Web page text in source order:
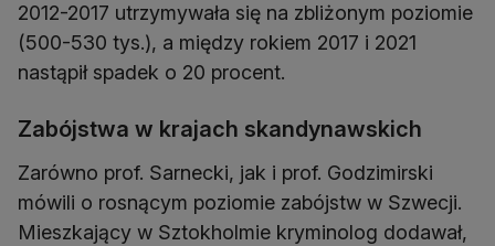
2012-2017 utrzymywała się na zbliżonym poziomie
(500-530 tys.), a między rokiem 2017 i 2021
nastąpił spadek o 20 procent.
Zabójstwa w krajach skandynawskich
Zarówno prof. Sarnecki, jak i prof. Godzimirski
mówili o rosnącym poziomie zabójstw w Szwecji.
Mieszkający w Sztokholmie kryminolog dodawał,